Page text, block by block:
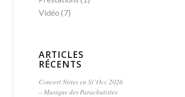
Vidéo (7)
ARTICLES
RÉCENTS
Concert Notes en St’Occ 2026
– Musique des Parachutistes